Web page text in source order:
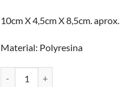
10cm X 4,5cm X 8,5cm. aprox.
Material: Polyresina